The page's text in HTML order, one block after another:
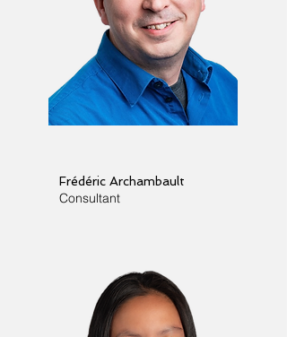
Frédéric Archambault
Consultant